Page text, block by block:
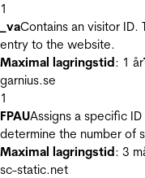
1
_vaContains an visitor
entry to the website.
Maximal lagringstid: 1 år
garnius.se
1
FPAUAssigns a specific
determine the number of
Maximal lagringstid: 3
sc-static.net